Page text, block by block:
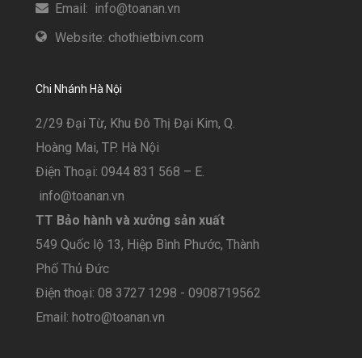
Email: info@toanan.vn
Website: chothietbivn.com
Chi Nhánh Hà Nội
2/29 Đại Từ, Khu Đô Thị Đại Kim, Q.
Hoàng Mai, TP. Hà Nội
Điện Thoại: 0944 831 568 – E.
info@toanan.vn
TT Bảo hành và xưởng sản xuất
549 Quốc lộ 13, Hiệp Bình Phước, Thành
Phố Thủ Đức
Điện thoại: 08 3727 1298 - 0908719562
Email: hotro@toanan.vn